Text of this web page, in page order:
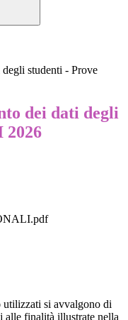
studenti - Prove
dei dati degli
2026
utilizzati si avvalgono di
alle finalità illustrate nella